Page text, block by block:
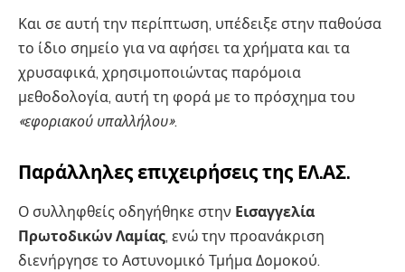
Και σε αυτή την περίπτωση, υπέδειξε στην παθούσα
το ίδιο σημείο για να αφήσει τα χρήματα και τα
χρυσαφικά, χρησιμοποιώντας παρόμοια
μεθοδολογία, αυτή τη φορά με το πρόσχημα του
«εφοριακού υπαλλήλου».
Παράλληλες επιχειρήσεις της ΕΛ.ΑΣ.
Ο συλληφθείς οδηγήθηκε στην Εισαγγελία
Πρωτοδικών Λαμίας, ενώ την προανάκριση
διενήργησε το Αστυνομικό Τμήμα Δομοκού.